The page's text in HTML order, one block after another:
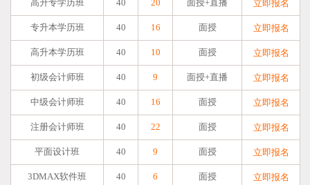
高升专学历班 40 20 面授+直播 立即报名
专升本学历班 40 16 面授 立即报名
高升本学历班 40 10 面授 立即报名
初级会计师班 40 9 面授+直播 立即报名
中级会计师班 40 16 面授 立即报名
注册会计师班 40 22 面授 立即报名
平面设计班 40 9 面授 立即报名
3DMAX软件班 40 6 面授 立即报名